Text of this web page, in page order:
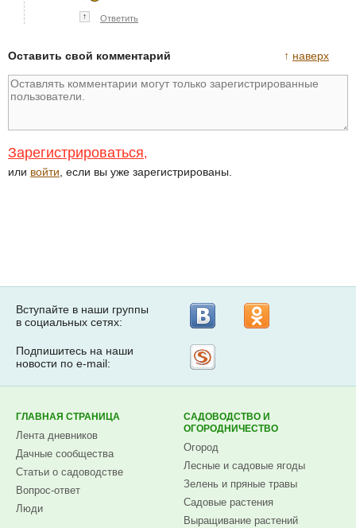
↑ Ответить
↑ наверх
Оставить свой комментарий
Зарегистрироваться,
или войти , если вы уже зарегистрированы.
Вступайте в наши группы
в социальных сетях:
Подпишитесь на наши
новости по e-mail:
ГЛАВНАЯ СТРАНИЦА
Лента дневников
Дачные сообщества
Статьи о садоводстве
Вопрос-ответ
Люди
САДОВОДСТВО И
ОГОРОДНИЧЕСТВО
Огород
Лесные и садовые ягоды
Зелень и пряные травы
Садовые растения
Выращивание растений